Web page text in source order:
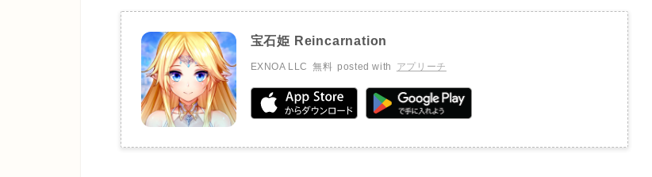
宝石姫 Reincarnation
EXNOA LLC 無料 posted with アプリーチ